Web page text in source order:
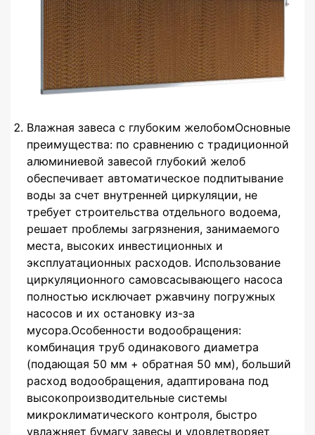
Влажная завеса с глубоким желобомОсновные
преимущества: по сравнению с традиционной
алюминиевой завесой глубокий желоб
обеспечивает автоматическое подпитывание
воды за счет внутренней циркуляции, не
требует строительства отдельного водоема,
решает проблемы загрязнения, занимаемого
места, высоких инвестиционных и
эксплуатационных расходов. Использование
циркуляционного самовсасывающего насоса
полностью исключает ржавчину погружных
насосов и их остановку из-за
мусора.Особенности водообращения:
комбинация труб одинакового диаметра
(подающая 50 мм + обратная 50 мм), больший
расход водообращения, адаптирована под
высокопроизводительные системы
микроклиматического контроля, быстро
увлажняет бумагу завесы и удовлетворяет